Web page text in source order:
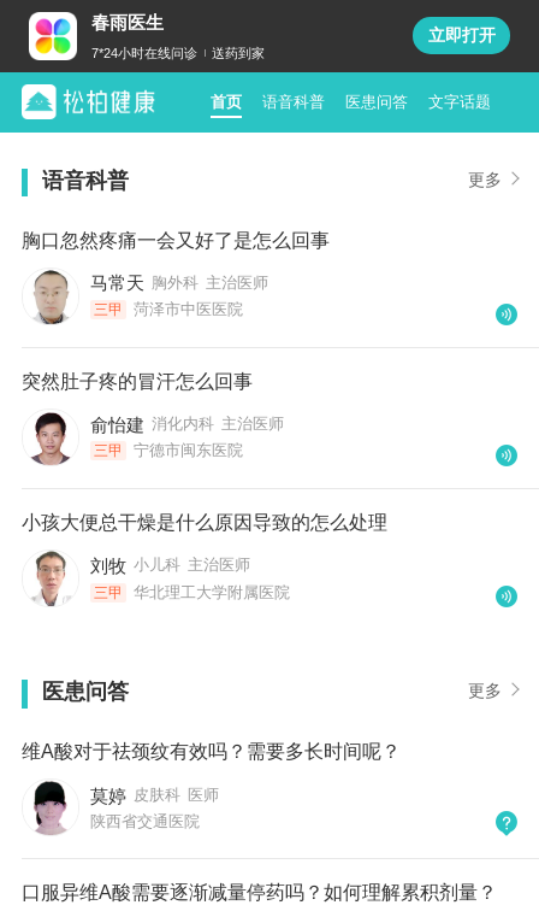
春雨医生
7*24小时在线问诊 送药到家
立即打开
首页 语音科普 医患问答 文字话题
语音科普 更多
胸口忽然疼痛一会又好了是怎么回事
马常天 胸外科 主治医师
三甲 菏泽市中医医院
突然肚子疼的冒汗怎么回事
俞怡建 消化内科 主治医师
三甲 宁德市闽东医院
小孩大便总干燥是什么原因导致的怎么处理
刘牧 小儿科 主治医师
三甲 华北理工大学附属医院
医患问答 更多
维A酸对于祛颈纹有效吗？需要多长时间呢？
莫婷 皮肤科 医师
陕西省交通医院
口服异维A酸需要逐渐减量停药吗？如何理解累积剂量？